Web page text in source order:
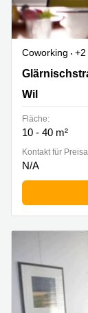
Coworking
+2
Wil
Fläche:
10 - 40 m²
Kontakt für
N/A